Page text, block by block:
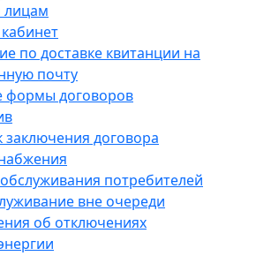
лицам
по доставке квитанции на
почту
формы договоров
заключения договора
потребителей
вне очереди
об отключениях